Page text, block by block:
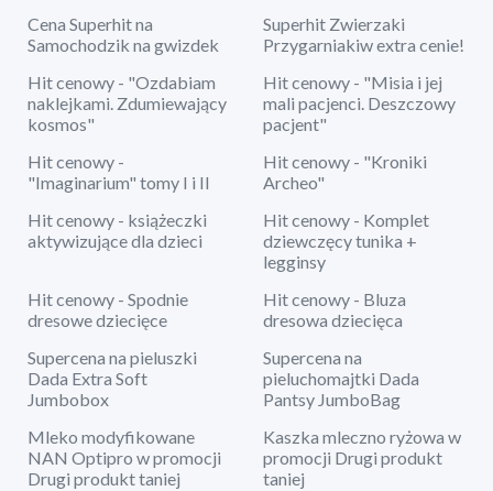
Cena Superhit na
Samochodzik na gwizdek
Superhit Zwierzaki
Przygarniakiw extra cenie!
Hit cenowy - "Ozdabiam
naklejkami. Zdumiewający
kosmos"
Hit cenowy - "Misia i jej
mali pacjenci. Deszczowy
pacjent"
Hit cenowy -
"Imaginarium" tomy I i II
Hit cenowy - "Kroniki
Archeo"
Hit cenowy - książeczki
aktywizujące dla dzieci
Hit cenowy - Komplet
dziewczęcy tunika +
legginsy
Hit cenowy - Spodnie
dresowe dziecięce
Hit cenowy - Bluza
dresowa dziecięca
Supercena na pieluszki
Dada Extra Soft
Jumbobox
Supercena na
pieluchomajtki Dada
Pantsy JumboBag
Mleko modyfikowane
NAN Optipro w promocji
Drugi produkt taniej
Kaszka mleczno ryżowa w
promocji Drugi produkt
taniej